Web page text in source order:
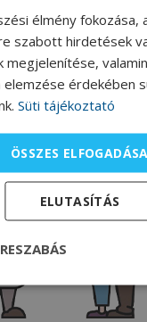
élmény fokozása,
szabott hirdetések
megjelenítése,
elemzése érdekében
Süti tájékoztató
ÖSSZES ELFOGADÁSA
ELUTASÍTÁS